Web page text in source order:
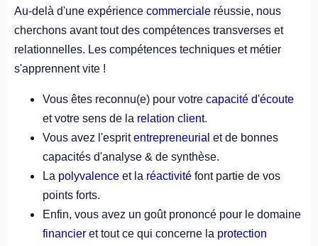
Au-delà d'une expérience commerciale réussie, nous
cherchons avant tout des compétences transverses et
relationnelles. Les compétences techniques et métier
s'apprennent vite !
Vous êtes reconnu(e) pour votre capacité d'écoute
et votre sens de la relation client.
Vous avez l'espritentrepreneurial et de bonnes
capacités d'analyse & de synthèse.
La polyvalence et la réactivité font partie de vos
points forts.
Enfin, vous avez un goût prononcé pour le domaine
financier et tout ce qui concerne la protection